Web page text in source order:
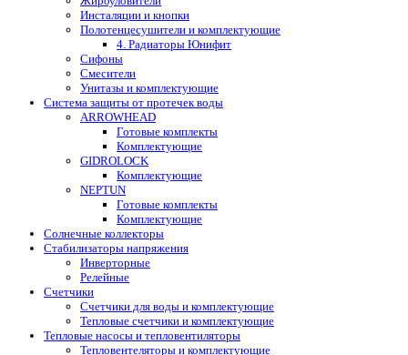
Инсталяции и кнопки
Полотенцесушители и комплектующие
4. Радиаторы Юнифит
Сифоны
Смесители
Унитазы и комплектующие
Система защиты от протечек воды
ARROWHEAD
Готовые комплекты
Комплектующие
GIDROLOCK
Комплектующие
NEPTUN
Готовые комплекты
Комплектующие
Солнечные коллекторы
Стабилизаторы напряжения
Инверторные
Релейные
Счетчики
Счетчики для воды и комплектующие
Тепловые счетчики и комплектующие
Тепловые насосы и тепловентиляторы
Тепловентеляторы и комплектующие